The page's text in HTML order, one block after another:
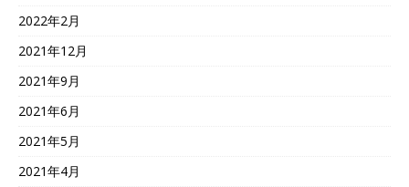
2022年2月
2021年12月
2021年9月
2021年6月
2021年5月
2021年4月